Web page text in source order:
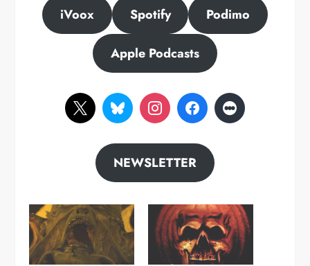
iVoox Spotify Podimo
Apple Podcasts
NEWSLETTER